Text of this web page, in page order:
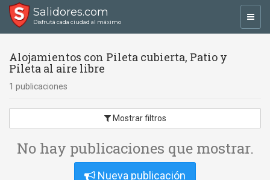
Salidores.com
Disfrutá cada ciudad al máximo
Alojamientos con Pileta cubierta, Patio y
Pileta al aire libre
1 publicaciones
Mostrar filtros
No hay publicaciones que mostrar.
Nueva publicación